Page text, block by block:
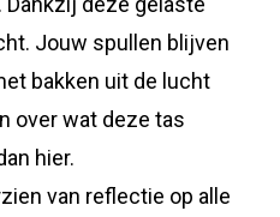
Jouw spullen blijven
bakken uit de lucht
over wat deze tas
hier.
van reflectie op alle